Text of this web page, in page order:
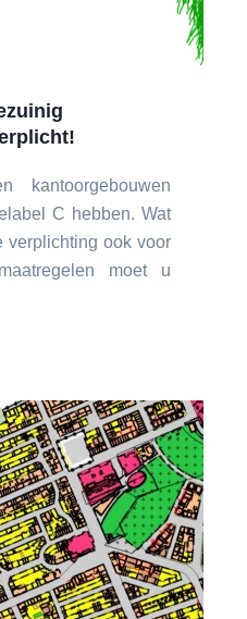
kantoorgebouwen
C hebben. Wat
verplichting ook voor
moet u